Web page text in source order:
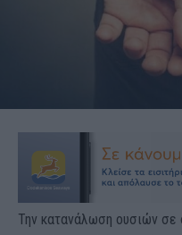
Την κατανάλωση ουσιών σε